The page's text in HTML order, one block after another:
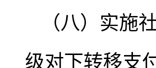
（八）实施
级对下转移支